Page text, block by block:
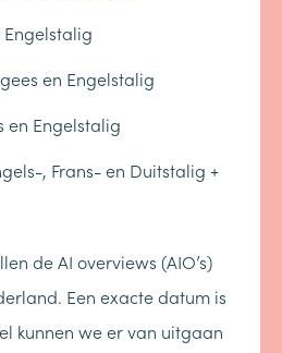
Engelstalig
en Engelstalig
en Engelstalig
, Frans- en Duitstalig +
de AI overviews (AIO’s)
Een exacte datum is
kunnen we er van uitgaan